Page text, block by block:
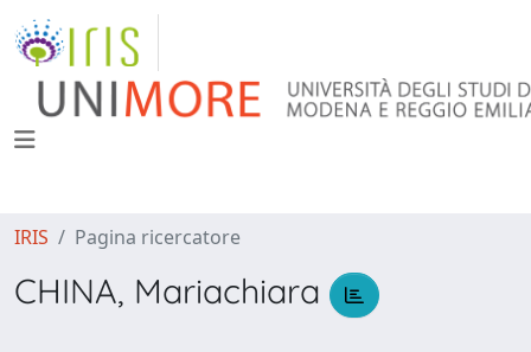
IRIS Pagina ricercatore
CHINA, Mariachiara